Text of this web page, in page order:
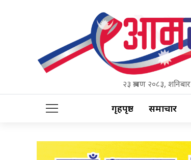
२३ श्रावण २०८३, शनिबार
गृहपृष्ठ समाचार